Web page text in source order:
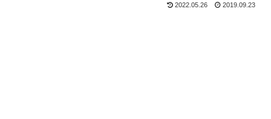
2022.05.26 2019.09.23